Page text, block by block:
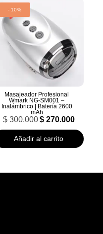
- 10%
Masajeador Profesional
Wmark NG-SM001 –
Inalámbrico | Batería 2600
mAh
$300.000 El
precio
original
era:
$270.000El
actual
$ 270.000.
Añadir al carrito